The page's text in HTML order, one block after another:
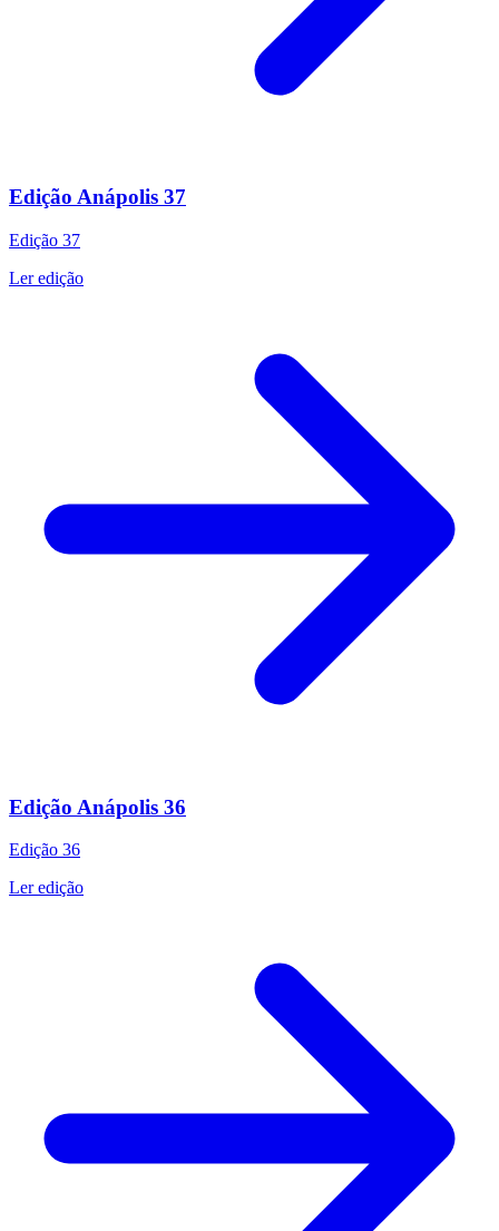
Edição Anápolis 37
Edição 37
Ler edição
Edição Anápolis 36
Edição 36
Ler edição